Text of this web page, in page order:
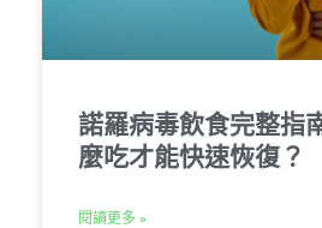
諾羅病毒飲食完整指
麼吃才能快速恢復？
閱讀更多 »